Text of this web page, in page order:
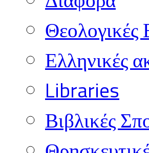
Θεολογικές
Ελληνικές
Libraries
Βιβλικές